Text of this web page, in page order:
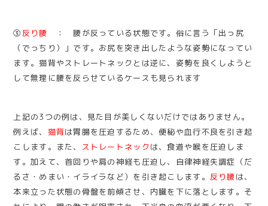
③ 反り腰 ： 腰が反っている状態です。俗に言う「出っ尻
（でっちり）」です。お尻を突き出したような姿勢になってい
ます。猫背やストレートネックとは逆に、姿勢を良くしようと
して無理に腰を反らせているケースも見られます
上記の3つの例は、見た目が美しくないだけではありません。
例えば、 猫背は胃腸を圧迫するため、便秘や血行不良を引き起
こします。また、 ストレートネック は、食道や喉を圧迫しま
す。加えて、首回りや肩の神経も圧迫し、自律神経失調症（だ
るさ・めまい・イライラなど）を引き起こします。 反り腰は、
本来立った状態の骨盤を前傾させ、内臓を下に落とします。そ